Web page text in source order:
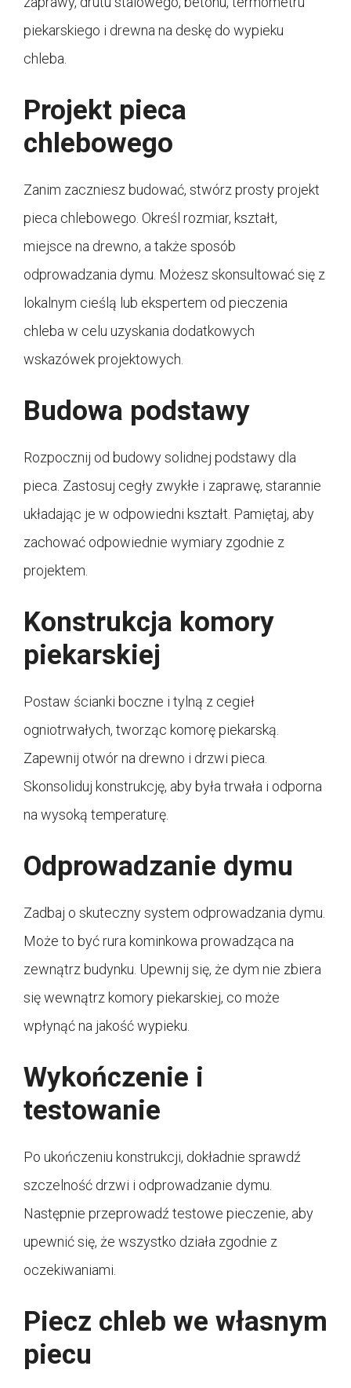
piekarskiego i drewna na deskę do wypieku
chleba.
Projekt pieca
chlebowego
Zanim zaczniesz budować, stwórz prosty projekt
pieca chlebowego. Określ rozmiar, kształt,
miejsce na drewno, a także sposób
odprowadzania dymu. Możesz skonsultować się z
lokalnym cieślą lub ekspertem od pieczenia
chleba w celu uzyskania dodatkowych
wskazówek projektowych.
Budowa podstawy
Rozpocznij od budowy solidnej podstawy dla
pieca. Zastosuj cegły zwykłe i zaprawę, starannie
układając je w odpowiedni kształt. Pamiętaj, aby
zachować odpowiednie wymiary zgodnie z
projektem.
Konstrukcja komory
piekarskiej
Postaw ścianki boczne i tylną z cegieł
ogniotrwałych, tworząc komorę piekarską.
Zapewnij otwór na drewno i drzwi pieca.
Skonsoliduj konstrukcję, aby była trwała i odporna
na wysoką temperaturę.
Odprowadzanie dymu
Zadbaj o skuteczny system odprowadzania dymu.
Może to być rura kominkowa prowadząca na
zewnątrz budynku. Upewnij się, że dym nie zbiera
się wewnątrz komory piekarskiej, co może
wpłynąć na jakość wypieku.
Wykończenie i
testowanie
Po ukończeniu konstrukcji, dokładnie sprawdź
szczelność drzwi i odprowadzanie dymu.
Następnie przeprowadź testowe pieczenie, aby
upewnić się, że wszystko działa zgodnie z
oczekiwaniami.
Piecz chleb we własnym
piecu